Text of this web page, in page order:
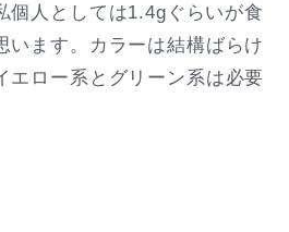
個人としては1.4gぐらいが食
います。カラーは結構ばらけ
エロー系とグリーン系は必要